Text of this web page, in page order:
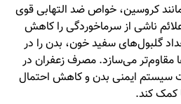
مانند کروسین، خواص ضد التهابی قوی
ناشی از سرماخوردگی را کاهش
گلبول‌های سفید خون، بدن را در
می‌سازد. مصرف زعفران در
سیستم ایمنی بدن و کاهش احتمال
کمک کند.